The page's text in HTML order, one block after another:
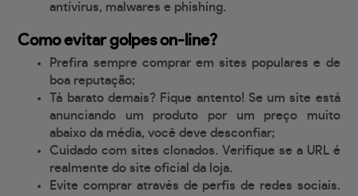
antívirus, malwares e phishing.
Como evitar golpes on-line?
Prefira sempre comprar em sites populares e de
boa reputação;
Tá barato demais? Fique antento! Se um site está
anunciando um produto por um preço muito
abaixo da média, você deve desconfiar;
Cuidado com sites clonados. Verifique se a URL é
realmente do site oficial da loja.
Evite comprar através de perfis de redes sociais.